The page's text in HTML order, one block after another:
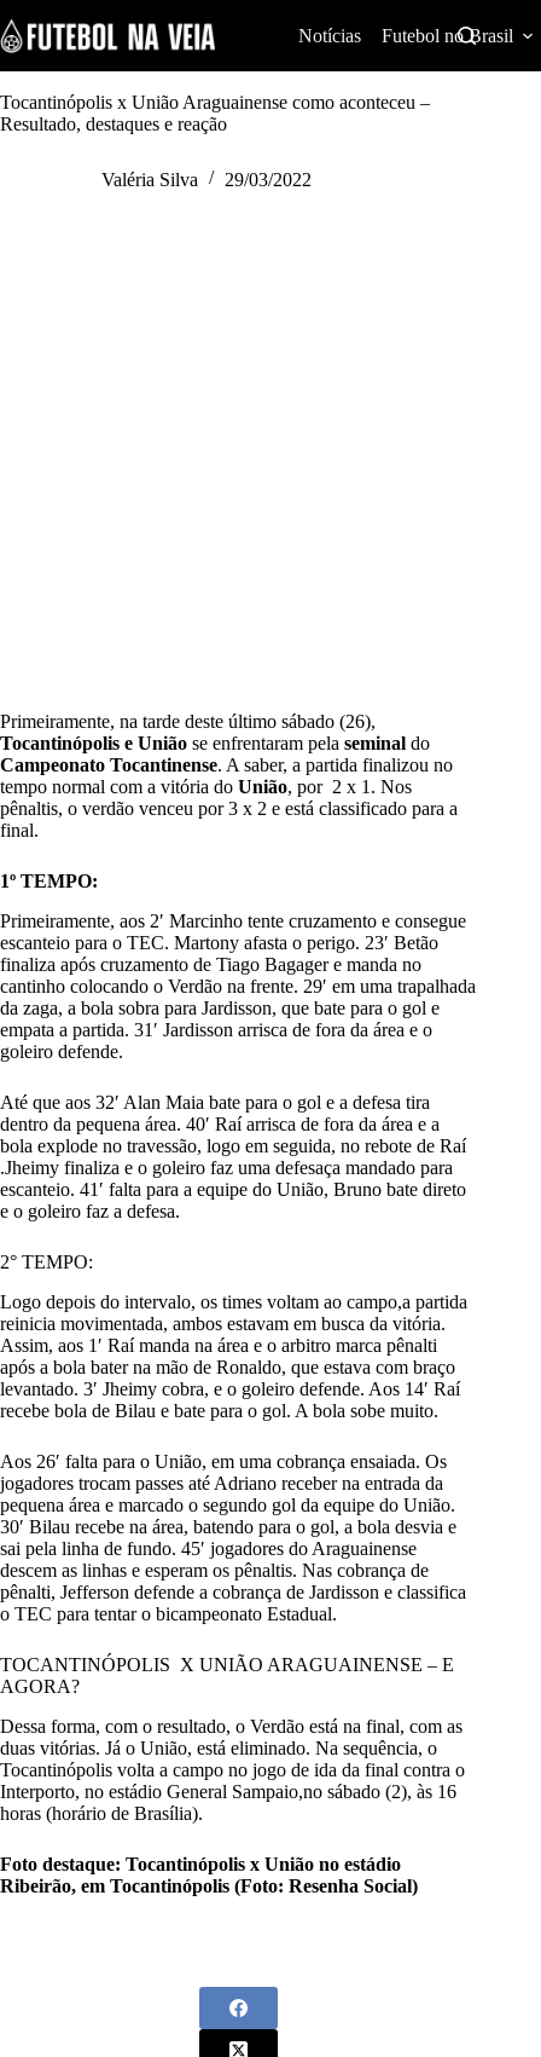
k
i
p
t
o
Notícias Futebol no Brasil
Tocantinópolis x União Araguainense como aconteceu –
Resultado, destaques e reação
Valéria Silva 29/03/2022
Primeiramente, na tarde deste último sábado (26),
Tocantinópolis e União se enfrentaram pela seminal do
Campeonato Tocantinense. A saber, a partida finalizou no
tempo normal com a vitória do União, por 2 x 1. Nos
pênaltis, o verdão venceu por 3 x 2 e está classificado para a
final.
1º TEMPO:
Primeiramente, aos 2′ Marcinho tente cruzamento e consegue
escanteio para o TEC. Martony afasta o perigo. 23′ Betão
finaliza após cruzamento de Tiago Bagager e manda no
cantinho colocando o Verdão na frente. 29′ em uma trapalhada
da zaga, a bola sobra para Jardisson, que bate para o gol e
empata a partida. 31′ Jardisson arrisca de fora da área e o
goleiro defende.
Até que aos 32′ Alan Maia bate para o gol e a defesa tira
dentro da pequena área. 40′ Raí arrisca de fora da área e a
bola explode no travessão, logo em seguida, no rebote de Raí
.Jheimy finaliza e o goleiro faz uma defesaça mandado para
escanteio. 41′ falta para a equipe do União, Bruno bate direto
e o goleiro faz a defesa.
2° TEMPO:
Logo depois do intervalo, os times voltam ao campo,a partida
reinicia movimentada, ambos estavam em busca da vitória.
Assim, aos 1′ Raí manda na área e o arbitro marca pênalti
após a bola bater na mão de Ronaldo, que estava com braço
levantado. 3′ Jheimy cobra, e o goleiro defende. Aos 14′ Raí
recebe bola de Bilau e bate para o gol. A bola sobe muito.
Aos 26′ falta para o União, em uma cobrança ensaiada. Os
jogadores trocam passes até Adriano receber na entrada da
pequena área e marcado o segundo gol da equipe do União.
30′ Bilau recebe na área, batendo para o gol, a bola desvia e
sai pela linha de fundo. 45′ jogadores do Araguainense
descem as linhas e esperam os pênaltis. Nas cobrança de
pênalti, Jefferson defende a cobrança de Jardisson e classifica
o TEC para tentar o bicampeonato Estadual.
TOCANTINÓPOLIS X UNIÃO ARAGUAINENSE – E
AGORA?
Dessa forma, com o resultado, o Verdão está na final, com as
duas vitórias. Já o União, está eliminado. Na sequência, o
Tocantinópolis volta a campo no jogo de ida da final contra o
Interporto, no estádio General Sampaio,no sábado (2), às 16
horas (horário de Brasília).
Foto destaque: Tocantinópolis x União no estádio
Ribeirão, em Tocantinópolis (Foto: Resenha Social)